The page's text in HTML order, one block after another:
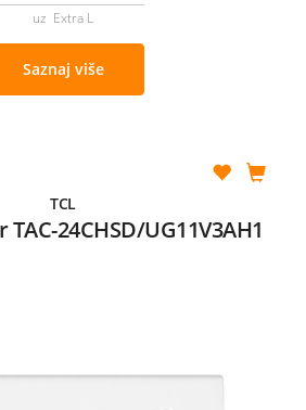
uz Extra L
Saznaj više
TCL
24CHSD/UG11V3AH1